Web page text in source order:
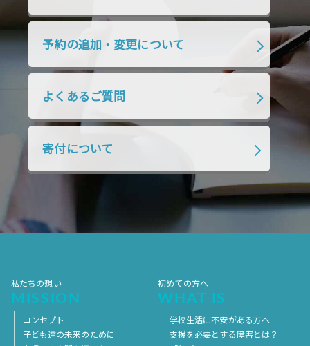
2019年4月
2018年7月 2018年6月
2018年4月 2018年3月 2018年2月
2018年1月 2017年12月
2017年10月 2017年9月 2017年8月
2017年5月
2017年4月
予約の追加・変更について
よくあるご質問
寄付について
私たちの想い
MISSION
コンセプト
子ども達の未来のために
初めての方へ
WHAT IS
学校生活に不安がある方へ
支援を必要とする障害とは？